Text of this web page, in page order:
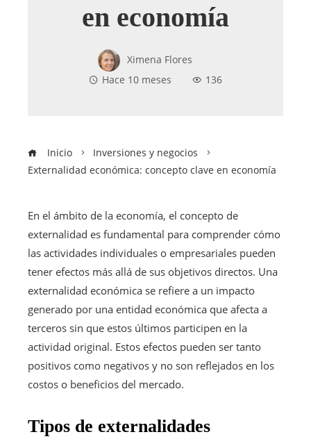
en economía
Ximena Flores
Hace 10 meses
136
Inicio
Inversiones y negocios
Externalidad económica: concepto clave en economía
En el ámbito de la economía, el concepto de
externalidad es fundamental para comprender cómo
las actividades individuales o empresariales pueden
tener efectos más allá de sus objetivos directos. Una
externalidad económica se refiere a un impacto
generado por una entidad económica que afecta a
terceros sin que estos últimos participen en la
actividad original. Estos efectos pueden ser tanto
positivos como negativos y no son reflejados en los
costos o beneficios del mercado.
Tipos de externalidades